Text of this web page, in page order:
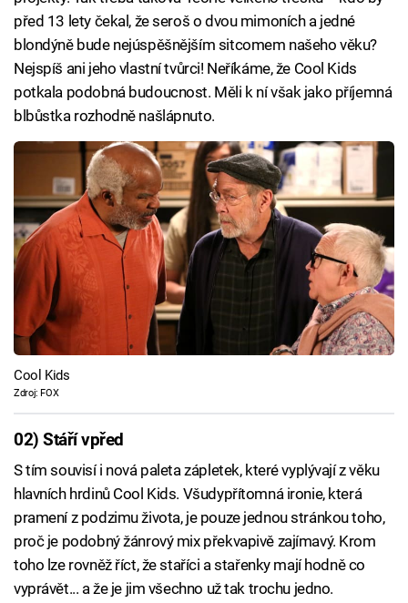
před 13 lety čekal, že seroš o dvou mimoních a jedné
blondýně bude nejúspěšnějším sitcomem našeho věku?
Nejspíš ani jeho vlastní tvůrci! Neříkáme, že Cool Kids
potkala podobná budoucnost. Měli k ní však jako příjemná
blbůstka rozhodně našlápnuto.
Cool Kids
Zdroj: FOX
02) Stáří vpřed
S tím souvisí i nová paleta zápletek, které vyplývají z věku
hlavních hrdinů Cool Kids. Všudypřítomná ironie, která
pramení z podzimu života, je pouze jednou stránkou toho,
proč je podobný žánrový mix překvapivě zajímavý. Krom
toho lze rovněž říct, že staříci a stařenky mají hodně co
vyprávět... a že je jim všechno už tak trochu jedno.